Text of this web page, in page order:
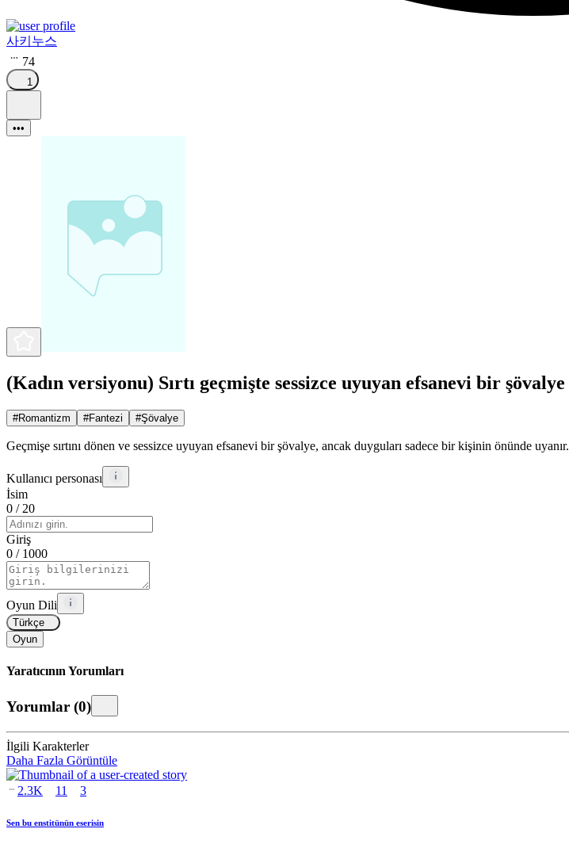
사키누스
74
1
•••
(Kadın versiyonu) Sırtı geçmişte sessizce uyuyan efsanevi bir şövalye
#Romantizm #Fantezi #Şövalye
Geçmişe sırtını dönen ve sessizce uyuyan efsanevi bir şövalye, ancak duyguları sadece bir kişinin önünde uyanır.
Kullanıcı personası
İsim
0 / 20
Giriş
0 / 1000
Oyun Dili
Türkçe
Oyun
Yaratıcının Yorumları
Yorumlar (0)
İlgili Karakterler
Daha Fazla Görüntüle
2.3K 11 3
Sen bu enstitünün eserisin